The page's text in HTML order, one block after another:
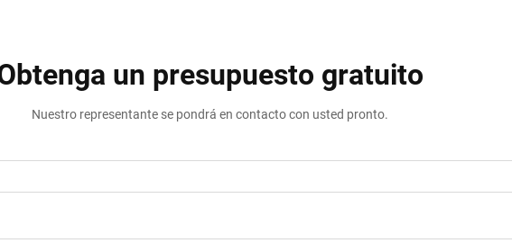
un presupuesto gratuito
Nuestro representante se pondrá en contacto con usted pronto.